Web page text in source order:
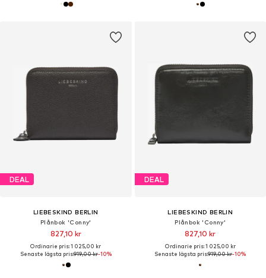
DEAL
LIEBESKIND BERLIN
Plånbok 'Conny'
827,10 kr
Ordinarie pris: 1 025,00 kr
Senaste lägsta pris:919,00 kr-10%
DEAL
LIEBESKIND BERLIN
Plånbok 'Conny'
827,10 kr
Ordinarie pris: 1 025,00 kr
Senaste lägsta pris:919,00 kr-10%